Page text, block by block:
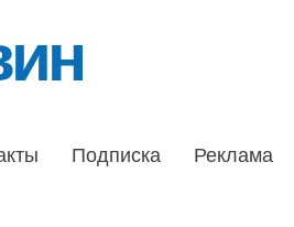
Подписка Реклама